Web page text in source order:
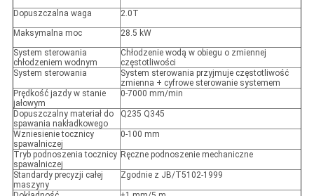
Dopuszczalna waga
2.0T
Maksymalna moc
28.5 kW
System sterowania
chłodzeniem wodnym
Chłodzenie wodą w obiegu o zmiennej
częstotliwości
System sterowania
System sterowania przyjmuje częstotliwość
zmienna + cyfrowe sterowanie systemem
Prędkość jazdy w stanie
jałowym
0-7000 mm/min
Dopuszczalny materiał do
spawania nakładkowego
Q235 Q345
Wzniesienie tocznicy
spawalniczej
0-100 mm
Tryb podnoszenia tocznicy
spawalniczej
Ręczne podnoszenie mechaniczne
Standardy precyzji całej
maszyny
Zgodnie z JB/T5102-1999